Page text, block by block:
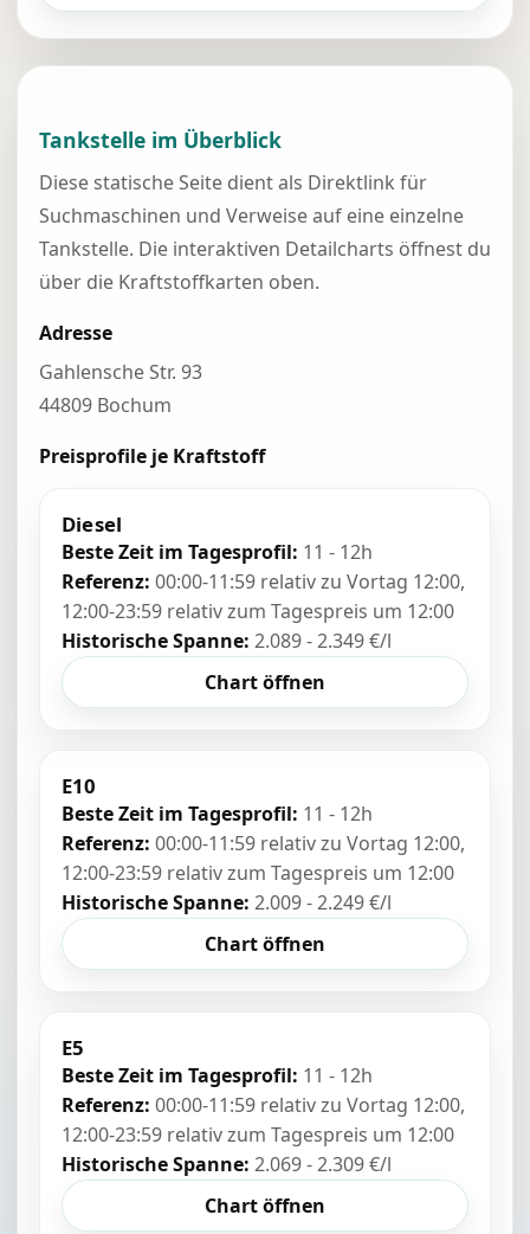
Tankstelle im Überblick
Diese statische Seite dient als Direktlink für
Suchmaschinen und Verweise auf eine einzelne
Tankstelle. Die interaktiven Detailcharts öffnest du
über die Kraftstoffkarten oben.
Adresse
Gahlensche Str. 93
44809 Bochum
Preisprofile je Kraftstoff
Diesel
Beste Zeit im Tagesprofil: 11 - 12h
Referenz: 00:00-11:59 relativ zu Vortag 12:00,
12:00-23:59 relativ zum Tagespreis um 12:00
Historische Spanne: 2.089 - 2.349 €/l
Chart öffnen
E10
Beste Zeit im Tagesprofil: 11 - 12h
Referenz: 00:00-11:59 relativ zu Vortag 12:00,
12:00-23:59 relativ zum Tagespreis um 12:00
Historische Spanne: 2.009 - 2.249 €/l
Chart öffnen
E5
Beste Zeit im Tagesprofil: 11 - 12h
Referenz: 00:00-11:59 relativ zu Vortag 12:00,
12:00-23:59 relativ zum Tagespreis um 12:00
Historische Spanne: 2.069 - 2.309 €/l
Chart öffnen